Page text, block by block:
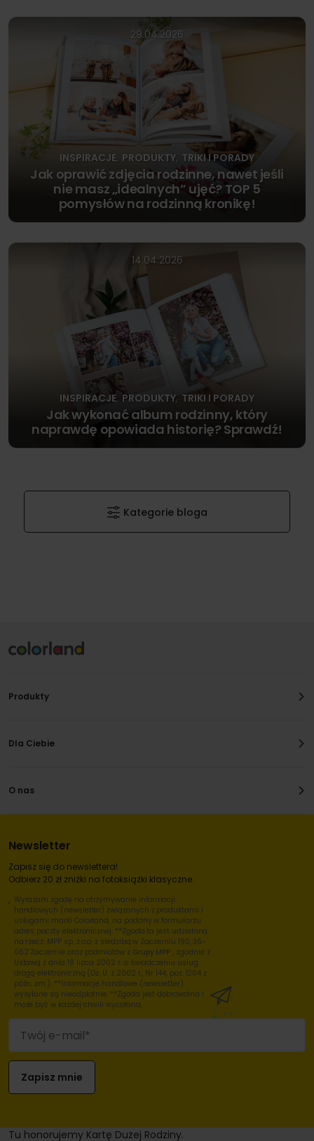
29.04.2026
INSPIRACJE, PRODUKTY TRIKI I PORADY
Jak oprawić zdjęcia rodzinne, nawet jeśli
nie masz „idealnych” ujęć? TOP 5
pomysłów na rodzinną kronikę!
14.04.2026
INSPIRACJE, PRODUKTY, TRIKI I PORADY
Jak wykonać album rodzinny, który
naprawdę opowiada historię? Sprawdź!
Kategorie bloga
Produkty
Dla Ciebie
O nas
Newsletter
Zapisz się do newslettera!
Odbierz 20 zł zniżki na fotoksiążki klasyczne.
Wyrażam zgodę na otrzymywanie informacji
handlowych (newsletter) związanych z produktami i
usługami marki Colorland, na podany w formularzu
adres poczty elektronicznej. **Zgoda ta jest udzielana
na rzecz: MPP sp. z o.o. z siedzibą w Zaczerniu 190, 36-
062 Zaczernie oraz podmiotów z Grupy MPP , zgodnie z
Ustawą z dnia 18 lipca 2002 r. o świadczeniu usług
drogą elektroniczną (Dz. U. z 2002 r., Nr 144, poz. 1204 z
późn. zm.). **Informacje handlowe (newsletter)
wysyłane są nieodpłatnie. **Zgoda jest dobrowolna i
może być w każdej chwili wycofana.
Tu honorujemy Kartę Dużej Rodziny.